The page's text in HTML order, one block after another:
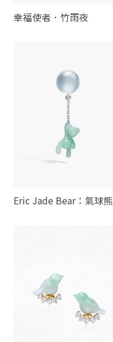
幸福使者．竹雨夜
Eric Jade Bear：氣球熊